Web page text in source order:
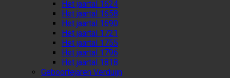
Het jaartal 1624
Het jaartal 1658
Het jaartal 1690
Het jaartal 1721
Het jaartal 1755
Het jaartal 1796
Het jaartal 1818
Geboortejaren Verduijn